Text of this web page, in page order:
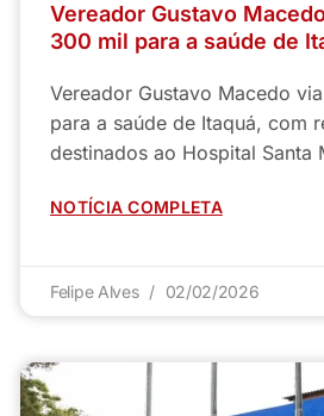
Vereador Gustavo
300 mil para a saúde de
Vereador Gustavo Macedo
para a saúde de Itaquá, com
destinados ao Hospital Santa
NOTÍCIA COMPLETA
Felipe Alves 02/02/2026